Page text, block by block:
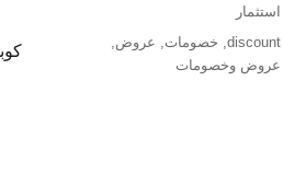
استثمار
الوسوم
discount
, خصومات, عروض,
عروض وخصومات